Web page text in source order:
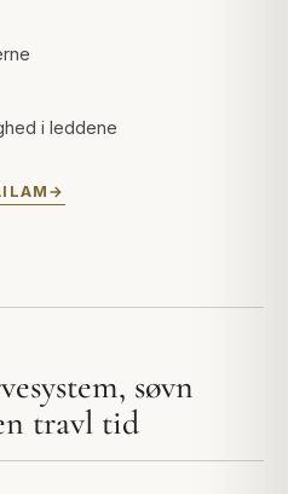
i leddene
søvn
travl tid